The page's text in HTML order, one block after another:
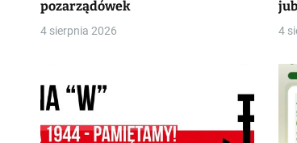
pozarządówek
4 sierpnia 2026 4